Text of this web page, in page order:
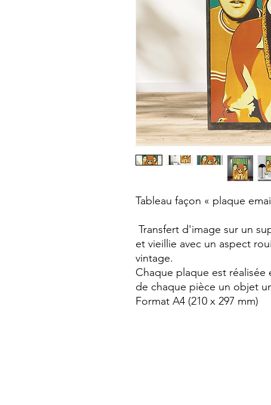
Tableau façon « plaque
Transfert d'image sur un
et vieillie avec un aspect
vintage.
Chaque plaque est
de chaque pièce un objet
Format A4 (210 x 297 mm)